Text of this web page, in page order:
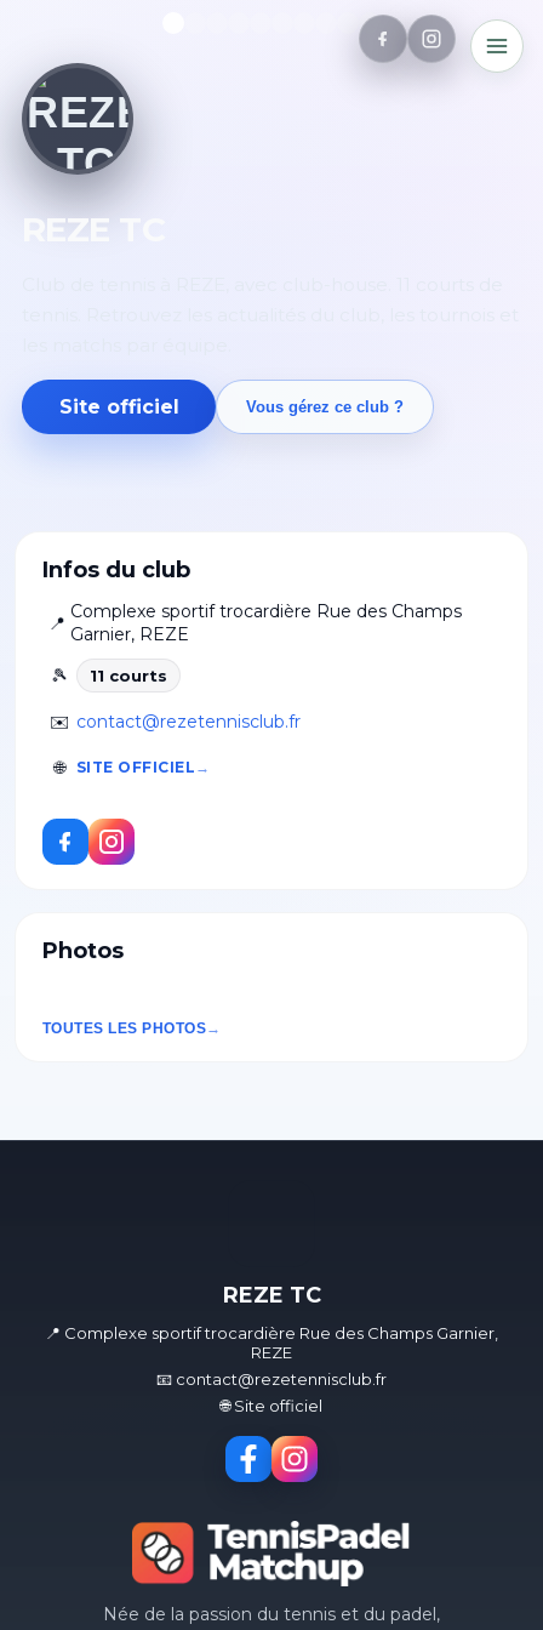
REZE TC
Site officiel Vous gérez ce club ?
Infos du club
📍
Complexe sportif trocardière Rue des Champs
Garnier, REZE
🎾
11 courts
✉️ contact@rezetennisclub.fr
🌐 SITE OFFICIEL
Photos
TOUTES LES PHOTOS
REZE TC
📍 Complexe sportif trocardière Rue des Champs Garnier,
REZE
📧 contact@rezetennisclub.fr
🌐 Site officiel
Née de la passion du tennis et du padel,